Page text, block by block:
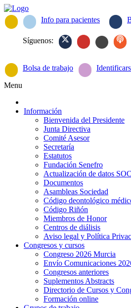
Info para pacientes
Síguenos:
Bolsa de trabajo
Menu
Información
Bienvenida del Presidente
Junta Directiva
Comité Asesor
Secretaría
Estatutos
Fundación Senefro
Actualización de datos
Documentos
Asambleas Sociedad
Código deontológico
Código Riñón
Miembros de Honor
Centros de diálisis
Aviso legal y Política
Congresos y cursos
Congreso 2026 Murcia
Envío Comunicaciones
Congresos anteriores
Suplementos Abstracts
Directorio de Cursos y
Formación online